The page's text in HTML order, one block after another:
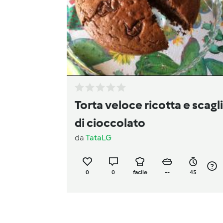
Torta veloce ricotta e
di cioccolato
da TataLG
0 0 facile -- 45